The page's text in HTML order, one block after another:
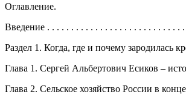
Оглавление.
Введение . . . . . . . . . . . . . . . . . . . . . . . . . . . .
Раздел 1. Когда, где и почему зародилась
Глава 1. Сергей Альбертович Есиков –
Глава 2. Сельское хозяйство России в